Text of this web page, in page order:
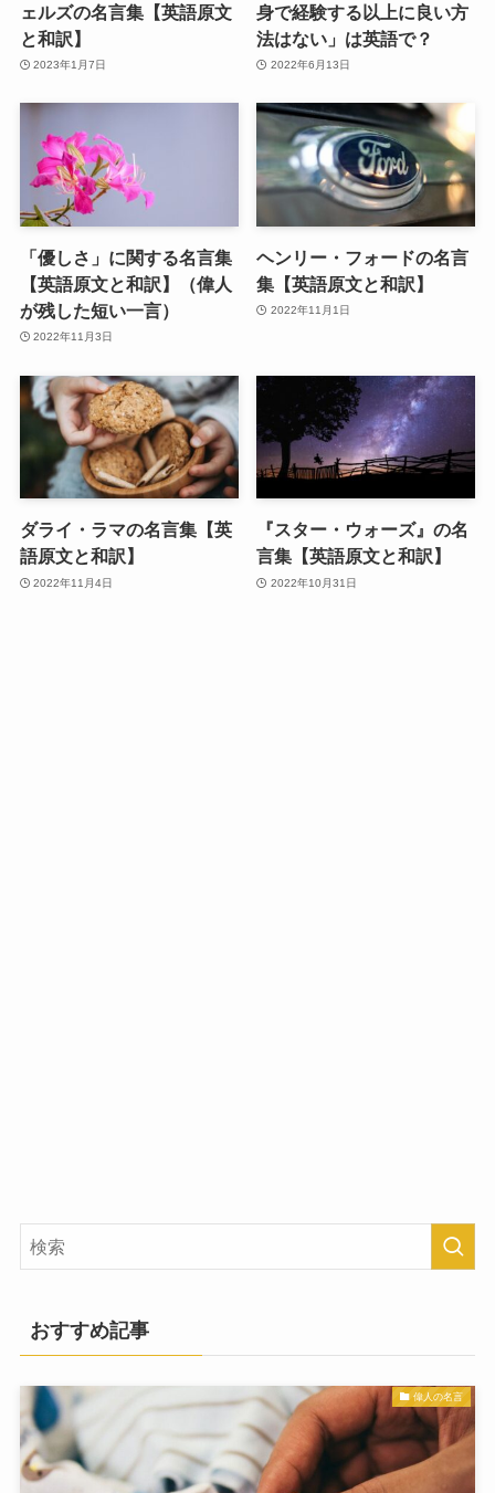
ェルズの名言集【英語原文
と和訳】
2023年1月7日
身で経験する以上に良い方
法はない」は英語で？
2022年6月13日
「優しさ」に関する名言集
【英語原文と和訳】（偉人
が残した短い一言）
2022年11月3日
ヘンリー・フォードの名言
集【英語原文と和訳】
2022年11月1日
ダライ・ラマの名言集【英
語原文と和訳】
2022年11月4日
『スター・ウォーズ』の名
言集【英語原文と和訳】
2022年10月31日
おすすめ記事
偉人の名言